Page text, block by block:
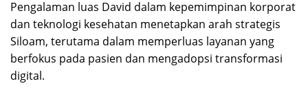
Pengalaman luas David dalam kepemimpinan korporat
dan teknologi kesehatan menetapkan arah strategis
Siloam, terutama dalam memperluas layanan yang
berfokus pada pasien dan mengadopsi transformasi
digital.